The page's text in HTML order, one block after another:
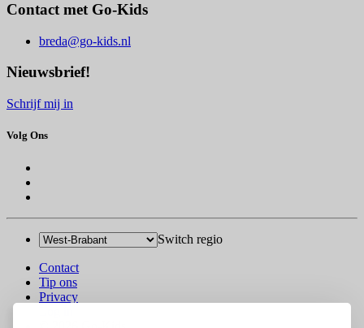
Contact met Go-Kids
breda@go-kids.nl
Nieuwsbrief!
Schrijf mij in
Volg Ons
Switch regio
Contact
Tip ons
Privacy